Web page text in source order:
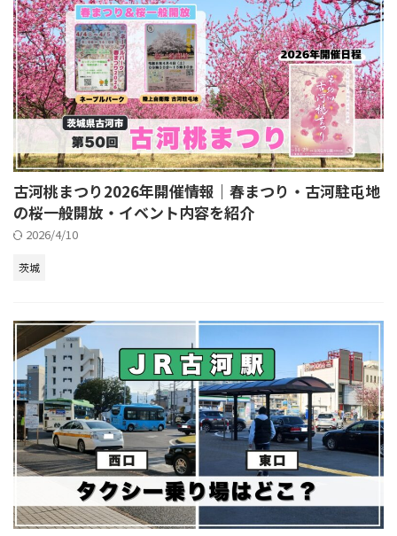
古河桃まつり2026年開催情報｜春まつり・古河駐屯地
の桜一般開放・イベント内容を紹介
2026/4/10
茨城